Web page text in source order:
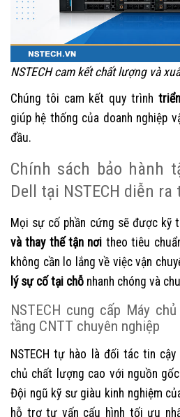
NSTECH cam kết chất lượng và
Chúng tôi cam kết quy trình
giúp hệ thống của doanh nghiệp
đầu.
Chính sách bảo hành
Dell tại NSTECH diễn ra
Mọi sự cố phần cứng sẽ được kỹ
và thay thế tận nơi theo tiêu
không cần lo lắng về việc vận
lý sự cố tại chỗ nhanh chóng và
NSTECH cung cấp Máy
tầng CNTT chuyên nghiệp
NSTECH tự hào là đối tác tin
chủ chất lượng cao với nguồn
Đội ngũ kỹ sư giàu kinh nghiệm
hỗ trợ tư vấn cấu hình tối ưu